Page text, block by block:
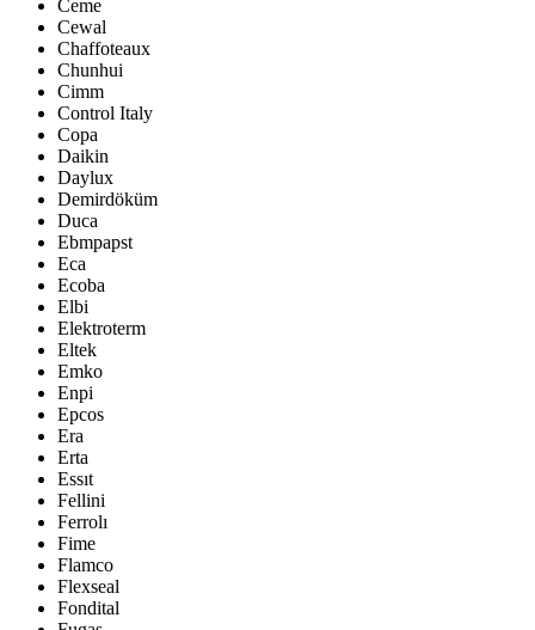
Ceme
Cewal
Chaffoteaux
Chunhui
Cimm
Control Italy
Copa
Daikin
Daylux
Demirdöküm
Duca
Ebmpapst
Eca
Ecoba
Elbi
Elektroterm
Eltek
Emko
Enpi
Epcos
Era
Erta
Essıt
Fellini
Ferrolı
Fime
Flamco
Flexseal
Fondital